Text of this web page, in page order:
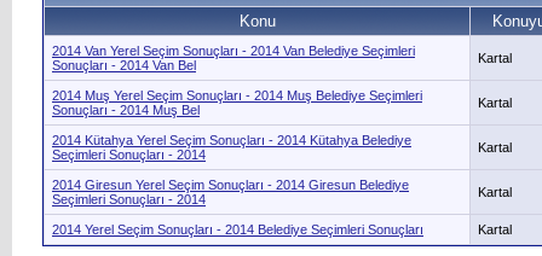
Konu
2014 Van Yerel Seçim Sonuçları - 2014 Van Belediye Seçimleri
Sonuçları - 2014 Van Bel
Kartal
2014 Muş Yerel Seçim Sonuçları - 2014 Muş Belediye Seçimleri
Sonuçları - 2014 Muş Bel
Kartal
2014 Kütahya Yerel Seçim Sonuçları - 2014 Kütahya Belediye
Seçimleri Sonuçları - 2014
Kartal
2014 Giresun Yerel Seçim Sonuçları - 2014 Giresun Belediye
Seçimleri Sonuçları - 2014
Kartal
2014 Yerel Seçim Sonuçları - 2014 Belediye Seçimleri Sonuçları Kartal